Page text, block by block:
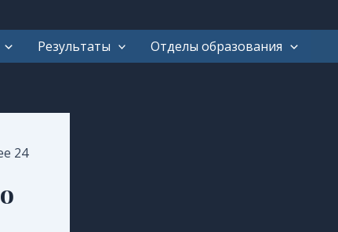
Результаты Отделы образования
24